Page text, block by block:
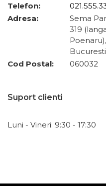
Telefon:
Adresa:
Sema
319
Bucuresti
Cod Postal:
060032
Suport clienti
Luni - Vineri: 9:30 - 17:30